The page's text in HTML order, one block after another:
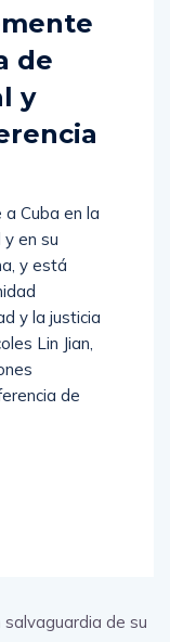
de
y
a Cuba en la
en su
y está
y la justicia
Lin Jian,
de